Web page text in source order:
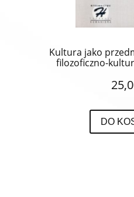
Kultura jako
filozoficzno-
siedemdziesiątą
DO